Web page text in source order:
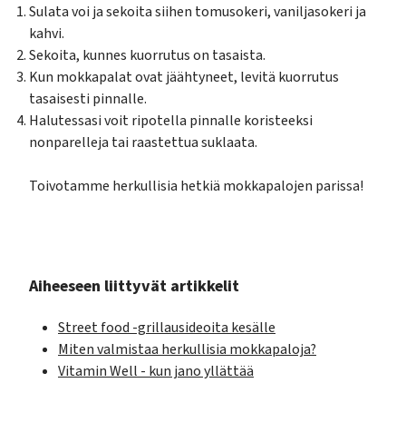
Sulata voi ja sekoita siihen tomusokeri, vaniljasokeri ja
kahvi.
Sekoita, kunnes kuorrutus on tasaista.
Kun mokkapalat ovat jäähtyneet, levitä kuorrutus
tasaisesti pinnalle.
Halutessasi voit ripotella pinnalle koristeeksi
nonparelleja tai raastettua suklaata.
Toivotamme herkullisia hetkiä mokkapalojen parissa!
Aiheeseen liittyvät artikkelit
Street food -grillausideoita kesälle
Miten valmistaa herkullisia mokkapaloja?
Vitamin Well - kun jano yllättää